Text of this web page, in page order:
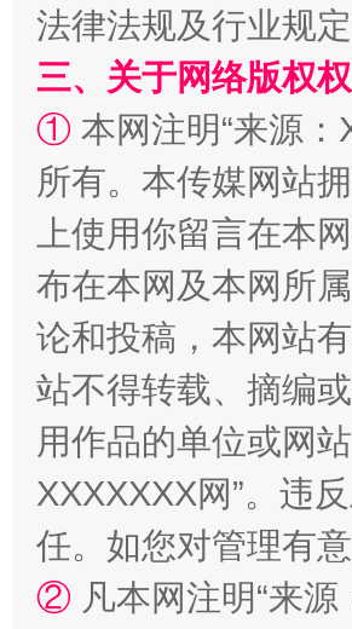
站台名比不上好声名
漫山遍野的桃花与雪山、麦地、白藏房
法律法规及行业规
三、关于网络版权
① 本网注明“来源
所有。本传媒网站
上使用你留言在本
布在本网及本网所
论和投稿，本网站
站不得转载、摘编
用作品的单位或网
XXXXXXX网”。违
任。如您对管理有
② 凡本网注明“来